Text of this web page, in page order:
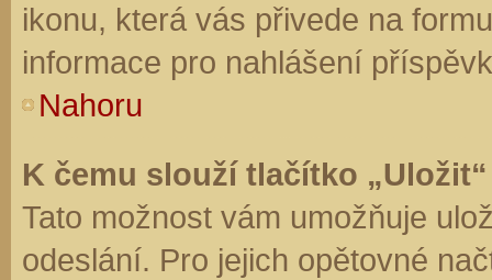
ikonu, která vás přivede na
informace pro nahlášení
Nahoru
K čemu slouží tlačítko
Tato možnost vám umožňuje
odeslání. Pro jejich opětovné